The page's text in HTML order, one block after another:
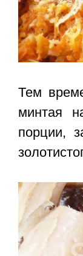
Тем
минтая
порции,